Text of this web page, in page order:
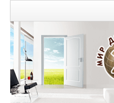
Корзина
Вход
Каталог